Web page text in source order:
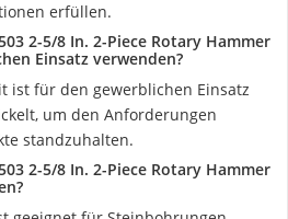
erfüllen.
2-5/8 In. 2-Piece Rotary Hammer
Einsatz verwenden?
ist für den gewerblichen Einsatz
um den Anforderungen
standzuhalten.
2-5/8 In. 2-Piece Rotary Hammer